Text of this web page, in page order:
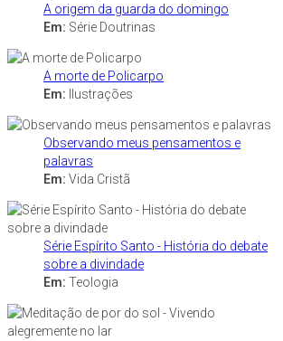
A origem da guarda do domingo
Em: Série Doutrinas
A morte de Policarpo
Em: Ilustrações
Observando meus pensamentos e
palavras
Em: Vida Cristã
Série Espírito Santo - História do debate
sobre a divindade
Em: Teologia